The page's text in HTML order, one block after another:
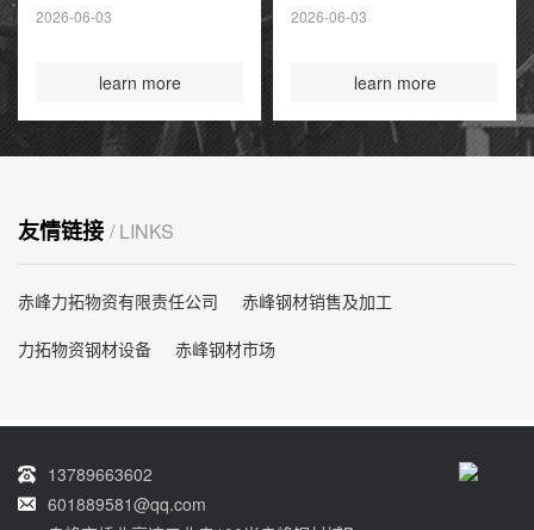
2026-06-03
learn more
国际煤炭投资创14
2026-06-03
learn more
友情链接 / LINKS
赤峰力拓物资有限责任公司
赤峰钢材销售及加工
力拓物资钢材设备
赤峰钢材市场
13789663602
601889581@qq.com